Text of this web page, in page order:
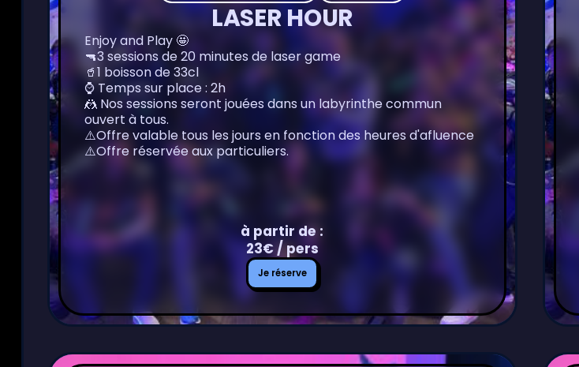
LASER HOUR
Enjoy and Play 🤩
🔫3 sessions de 20 minutes de laser game
🥤1 boisson de 33cl
⌚️ Temps sur place : 2h
🤼 Nos sessions seront jouées dans un labyrinthe commun
ouvert à tous.
⚠️Offre valable tous les jours en fonction des heures d'afluence
⚠️Offre réservée aux particuliers.
à partir de :
23€ / pers
Je
réserve
Je réserve